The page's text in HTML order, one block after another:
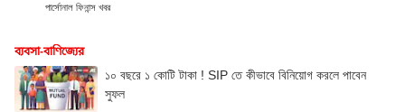
পার্সোনাল ফিনান্স খবর
ব্যবসা-বাণিজ্যের
১০ বছরে ১ কোটি টাকা ! SIP তে কীভাবে বিনিয়োগ করলে পাবেন
সুফল